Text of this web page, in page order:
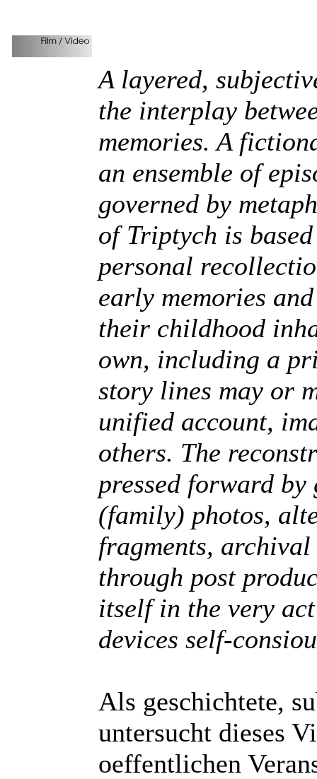
A layered,
the interplay
memories. A
an ensemble of
governed by
of Triptych is
personal
early memories
their childhood
own, including a
story lines may or
unified account,
others. The
pressed forward
(family) photos,
fragments,
through post
itself in the very
devices self-
Als geschichtete,
untersucht dieses
oeffentlichen